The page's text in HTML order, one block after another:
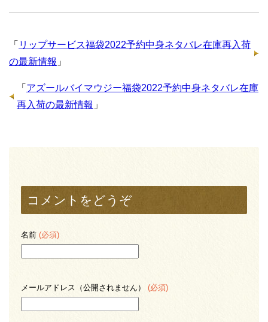
「 リップサービス福袋2022予約中身ネタバレ在庫再入荷
の最新情報 」
「 アズールバイマウジー福袋2022予約中身ネタバレ在庫
再入荷の最新情報 」
コメントをどうぞ
名前 (必須)
メールアドレス（公開されません） (必須)